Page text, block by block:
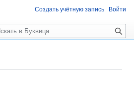
Создать учётную запись Войти